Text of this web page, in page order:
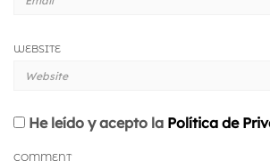
WEBSITE
He leído y acepto la Política de
COMMENT